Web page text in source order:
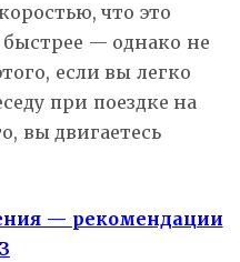
что это
быстрее — однако не
если вы легко
при поездке на
вы двигаетесь
— рекомендации